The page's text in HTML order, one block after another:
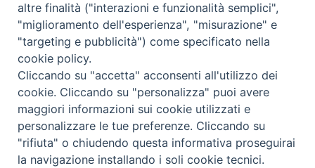
Copyright © 2019 - Tutti i diritti riservati - Vita
Trentina Editrice
Privacy Policy
Torna
altre finalità ("interazioni e funzionalità semplici",
"miglioramento dell'esperienza", "misurazione" e
"targeting e pubblicità") come specificato nella
cookie policy.
Cliccando su "accetta" acconsenti all'utilizzo dei
cookie. Cliccando su "personalizza" puoi avere
maggiori informazioni sui cookie utilizzati e
personalizzare le tue preferenze. Cliccando su
"rifiuta" o chiudendo questa informativa proseguirai
la navigazione installando i soli cookie tecnici.